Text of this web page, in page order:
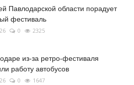
Павлодарской области порадует
фестиваль
0 2325
из-за ретро-фестиваля
работу автобусов
0 1647